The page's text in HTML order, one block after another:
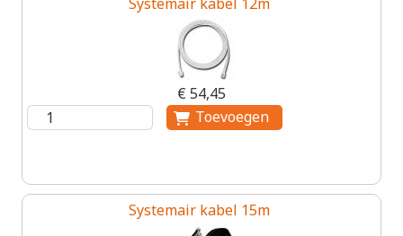
€ 54,45
Systemair kabel 15m